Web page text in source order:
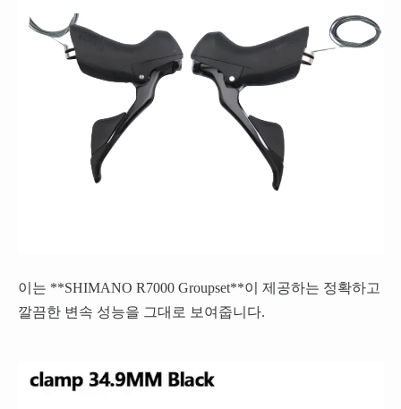
이는 **SHIMANO R7000 Groupset**이 제공하는 정확하고
깔끔한 변속 성능을 그대로 보여줍니다.